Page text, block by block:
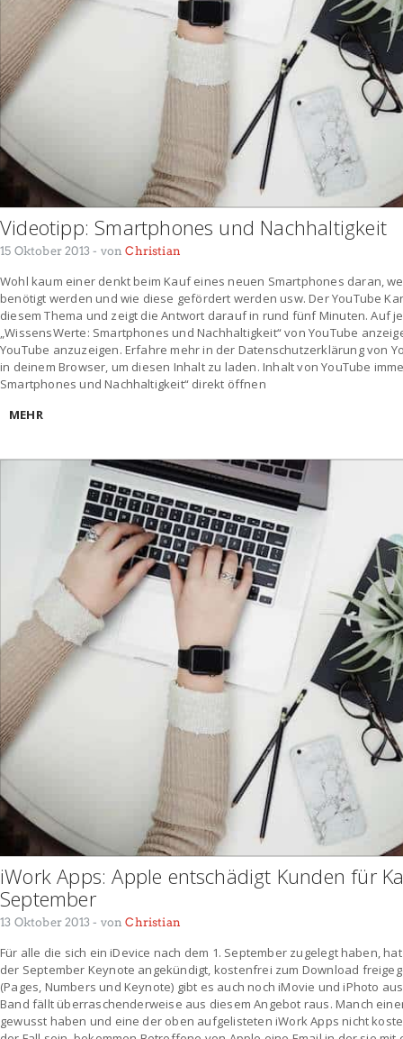
Videotipp: Smartphones und Nachhaltigkeit
15 Oktober 2013 - vonChristian
Wohl kaum einer denkt beim Kauf eines neuen Smartphones daran,
benötigt werden und wie diese gefördert werden usw. Der YouTube
diesem Thema und zeigt die Antwort darauf in rund fünf Minuten. Auf
„WissensWerte: Smartphones und Nachhaltigkeit“ von YouTube
YouTube anzuzeigen. Erfahre mehr in der Datenschutzerklärung von
in deinem Browser, um diesen Inhalt zu laden. Inhalt von YouTube
Smartphones und Nachhaltigkeit“ direkt öffnen
MEHR
iWork Apps: Apple entschädigt Kunden für
September
13 Oktober 2013 - vonChristian
Für alle die sich ein iDevice nach dem 1. September zugelegt haben,
der September Keynote angekündigt, kostenfrei zum Download
(Pages, Numbers und Keynote) gibt es auch noch iMovie und iPhoto
Band fällt überraschenderweise aus diesem Angebot raus. Manch
gewusst haben und eine der oben aufgelisteten iWork Apps nicht